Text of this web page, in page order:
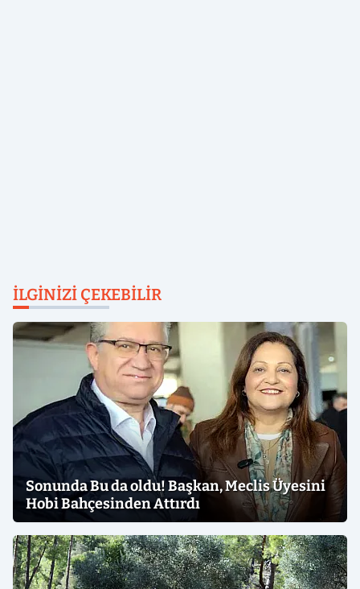
İLGINIZI ÇEKEBILIR
Sonunda Bu da oldu! Başkan, Meclis Üyesini
Hobi Bahçesinden Attırdı